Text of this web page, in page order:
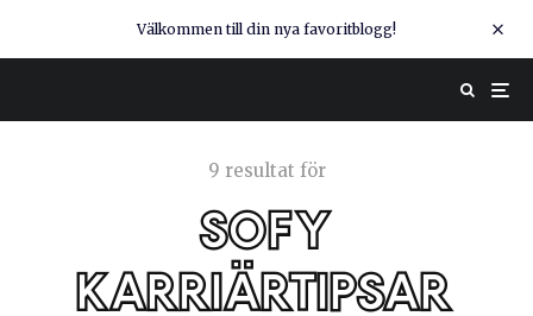
Välkommen till din nya favoritblogg!
9 resultat för
sofy
karriärtipsar